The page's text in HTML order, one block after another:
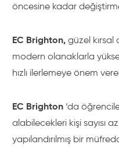
öncesine kadar
EC Brighton, güzel kırsal
modern olanaklarla
hızlı ilerlemeye önem
EC Brighton ‘da
alabilecekleri kişi sayısı
yapılandırılmış bir